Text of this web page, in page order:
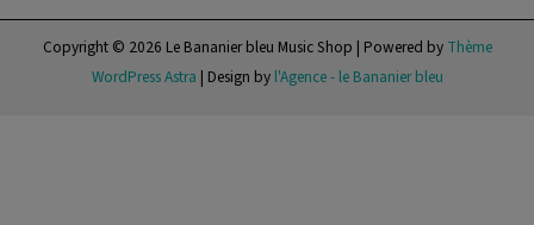
Copyright © 2026 Le Bananier bleu Music Shop | Powered by Thème
WordPress Astra | Design by l'Agence - le Bananier bleu